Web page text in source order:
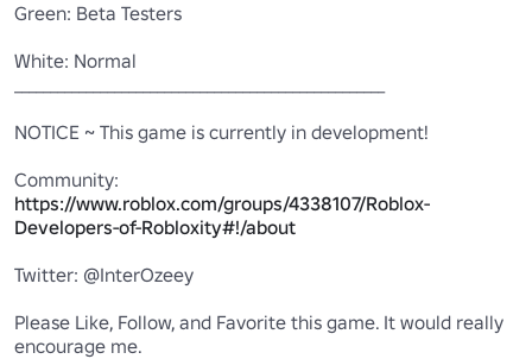
Green: Beta Testers
White: Normal
NOTICE ~ This game is currently in development!
https://www.roblox.com/groups/4338107/Roblox-
Developers-of-Robloxity#!/about
Twitter: @InterOzeey
Please Like, Follow, and Favorite this game. It would really
encourage me.